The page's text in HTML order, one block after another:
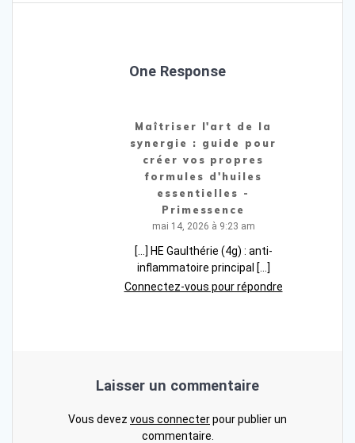
One Response
Maîtriser l'art de la
synergie : guide pour
créer vos propres
formules d'huiles
essentielles -
Primessence
mai 14, 2026 à 9:23 am
[…] HE Gaulthérie (4g) : anti-
inflammatoire principal […]
Connectez-vous pour répondre
Laisser un commentaire
Vous devez vous connecterpour publier un
commentaire.